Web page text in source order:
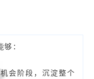
：
会阶段，沉淀整个